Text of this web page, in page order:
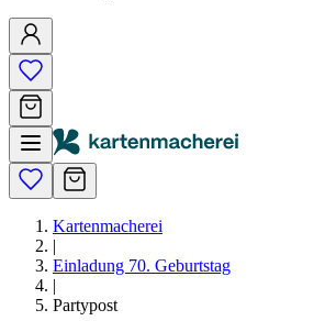
Kartenmacherei
|
Einladung 70. Geburtstag
|
Partypost